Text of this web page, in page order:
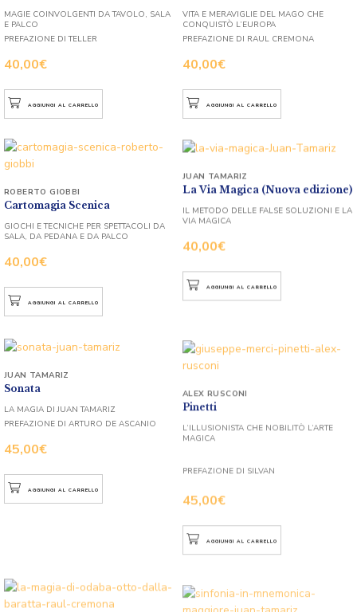
40,00€
MAGIE COINVOLGENTI DA TAVOLO, SALA
E PALCO
PREFAZIONE DI TELLER
AGGIUNGI AL CARRELLO
40,00€
VITA E MERAVIGLIE DEL MAGO CHE
CONQUISTÒ L’EUROPA
PREFAZIONE DI RAUL CREMONA
AGGIUNGI AL CARRELLO
Cartomagia Scenica
40,00€
ROBERTO GIOBBI
GIOCHI E TECNICHE PER SPETTACOLI DA
SALA, DA PEDANA E DA PALCO
AGGIUNGI AL CARRELLO
La Via Magica (Nuova edizione)
40,00€
JUAN TAMARIZ
IL METODO DELLE FALSE SOLUZIONI E LA
VIA MAGICA
AGGIUNGI AL CARRELLO
Sonata
45,00€
JUAN TAMARIZ
LA MAGIA DI JUAN TAMARIZ
PREFAZIONE DI ARTURO DE ASCANIO
AGGIUNGI AL CARRELLO
Pinetti
45,00€
ALEX RUSCONI
L’ILLUSIONISTA CHE NOBILITÒ L’ARTE
MAGICA
PREFAZIONE DI SILVAN